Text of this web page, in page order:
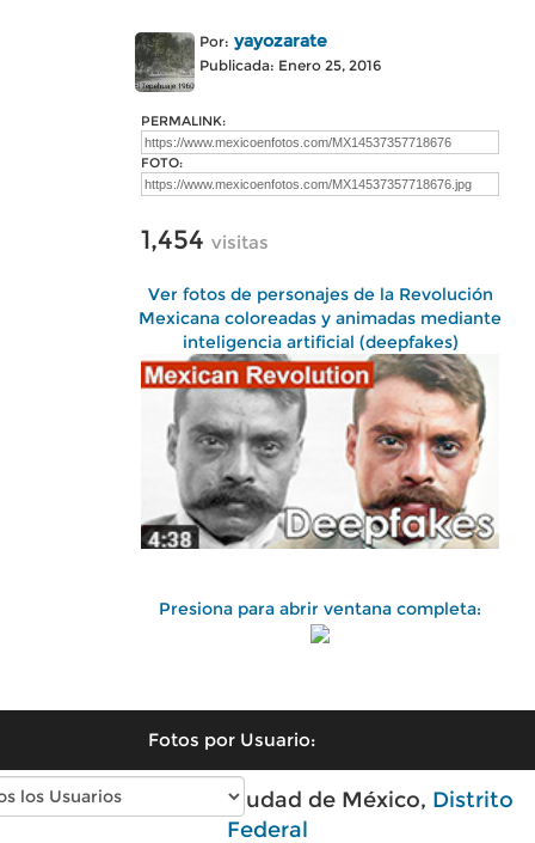
Por: yayozarate
Publicada: Enero 25, 2016
PERMALINK:
FOTO:
1,454 visitas
Ver fotos de personajes de la Revolución
Mexicana coloreadas y animadas mediante
inteligencia artificial (deepfakes)
Presiona para abrir ventana completa:
Fotos por Usuario:
Fotos antiguas de Ciudad de México, Distrito
Federal